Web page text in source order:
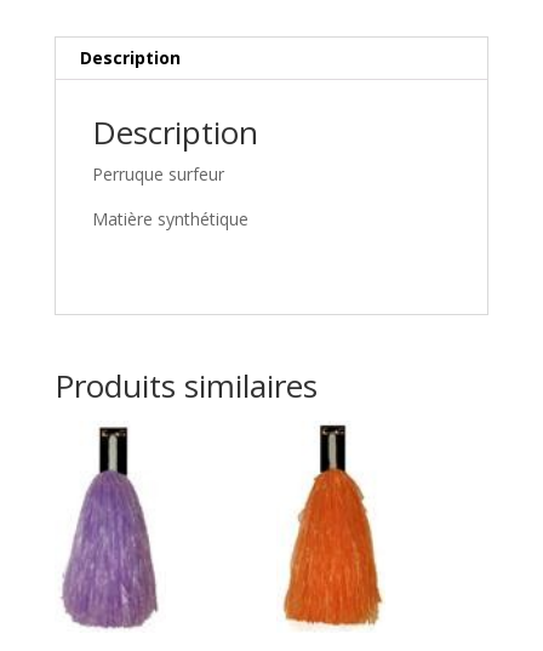
Description
Description
Perruque surfeur
Matière synthétique
Produits similaires